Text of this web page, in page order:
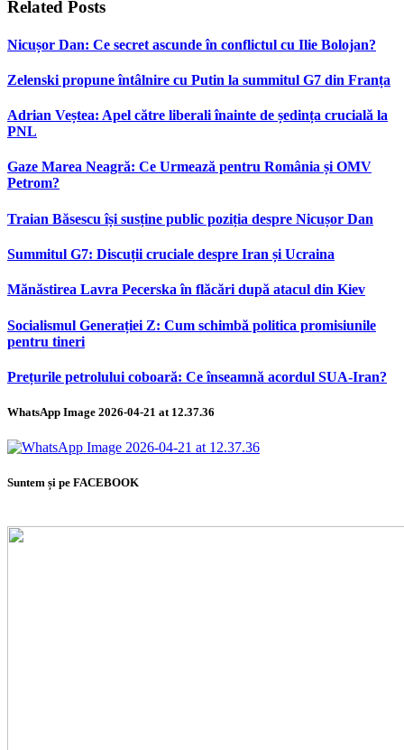
Related Posts
Nicușor Dan: Ce secret ascunde în conflictul cu Ilie Bolojan?
Zelenski propune întâlnire cu Putin la summitul G7 din Franța
Adrian Veștea: Apel către liberali înainte de ședința crucială la
PNL
Gaze Marea Neagră: Ce Urmează pentru România și OMV
Petrom?
Traian Băsescu își susține public poziția despre Nicușor Dan
Summitul G7: Discuții cruciale despre Iran și Ucraina
Mănăstirea Lavra Pecerska în flăcări după atacul din Kiev
Socialismul Generației Z: Cum schimbă politica promisiunile
pentru tineri
Prețurile petrolului coboară: Ce înseamnă acordul SUA-Iran?
WhatsApp Image 2026-04-21 at 12.37.36
Suntem și pe FACEBOOK